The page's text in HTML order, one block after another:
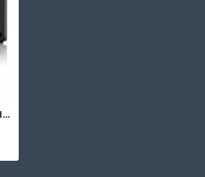
BEHRINGER K10S активный студийный сабвуфер 10'', bi-amp, 180 Вт